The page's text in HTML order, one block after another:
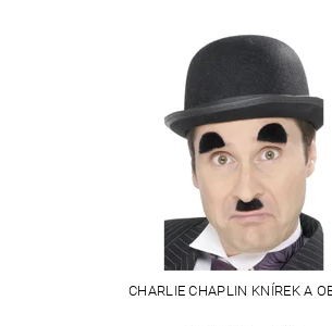
CHARLIE CHAPLIN KNÍREK A